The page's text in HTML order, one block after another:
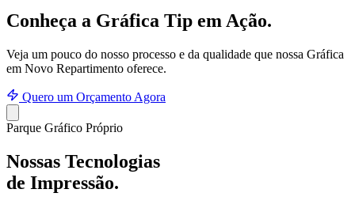
Conheça a Gráfica Tip em Ação.
Veja um pouco do nosso processo e da qualidade que nossa Gráfica
em Novo Repartimento oferece.
Quero um Orçamento Agora
Parque Gráfico Próprio
Nossas Tecnologias
de Impressão.